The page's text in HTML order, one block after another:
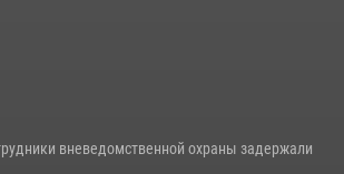
вневедомственной охраны задержали